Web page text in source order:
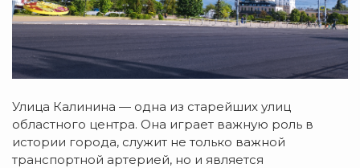
Улица Калинина — одна из старейших улиц
областного центра. Она играет важную роль в
истории города, служит не только важной
транспортной артерией, но и является